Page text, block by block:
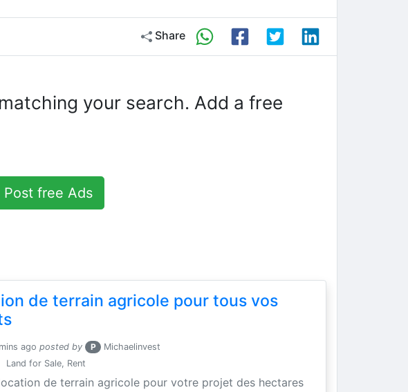
Share
your search. Add a free
Post free Ads
de terrain agricole pour tous vos
ago posted by P Michaelinvest
Land for Sale, Rent
de terrain agricole pour votre projet des hectares